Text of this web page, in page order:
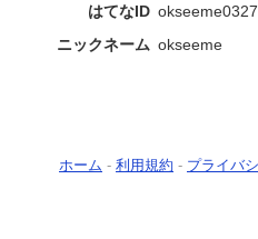
はてなID okseeme0327
ニックネーム okseeme
ホーム - 利用規約 - プライバ